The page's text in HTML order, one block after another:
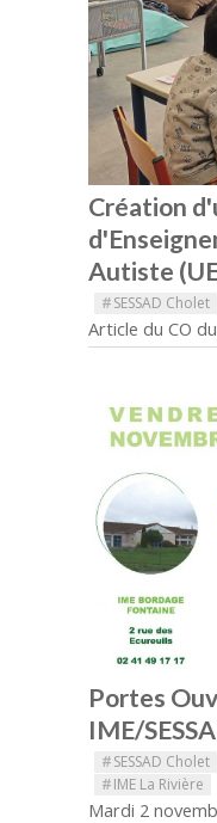
Création
Autiste
#SESSAD Cholet
Article du CO
Portes
IME/
#SESSAD Cholet
#IME La Rivière
Mardi 2